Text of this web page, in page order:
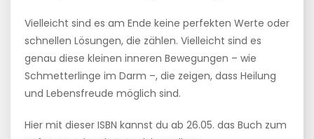
Vielleicht sind es am Ende keine perfekten Werte oder
schnellen Lösungen, die zählen. Vielleicht sind es
genau diese kleinen inneren Bewegungen – wie
Schmetterlinge im Darm –, die zeigen, dass Heilung
und Lebensfreude möglich sind.
Hier mit dieser ISBN kannst du ab 26.05. das Buch zum